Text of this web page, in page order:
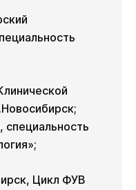
специальность
Цикл ФУВ